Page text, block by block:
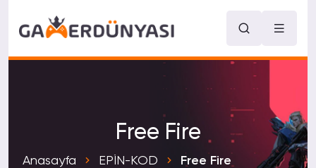
Free Fire
Anasayfa EPİN-KOD Free Fire